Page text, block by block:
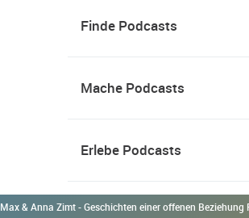
Finde Podcasts
Mache Podcasts
Erlebe Podcasts
Max & Anna Zimt - Geschichten einer offenen Beziehung